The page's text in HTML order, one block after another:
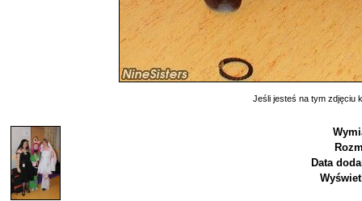
Jeśli jesteś na tym zdjęciu
Data